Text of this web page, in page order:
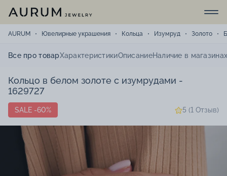
AURUM Ювелирные украшения Кольца Изумруд Золото
Все про товарХарактеристикиОписаниеНаличие в
Кольцо в белом золоте с изумрудами -
1629727
SALE -60% 5 (1 Отзыв)